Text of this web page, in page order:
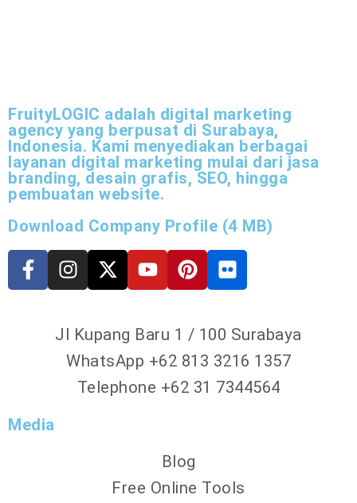
FruityLOGIC adalah digital marketing
agency yang berpusat di Surabaya,
Indonesia. Kami menyediakan berbagai
layanan digital marketing mulai dari jasa
branding, desain grafis, SEO, hingga
pembuatan website.
Download Company Profile (4 MB)
Jl Kupang Baru 1 / 100 Surabaya
WhatsApp +62 813 3216 1357
Telephone +62 31 7344564
Media
Blog
Free Online Tools